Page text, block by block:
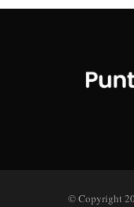
© Copyright